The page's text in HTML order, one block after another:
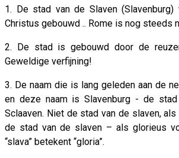
1. De stad van de Slaven
Christus gebouwd .. Rome is nog steeds
2. De stad is gebouwd door de
Geweldige verfijning!
3. De naam die is lang geleden aan de
en deze naam is Slavenburg - de
Sclaaven. Niet de stad van de slaven,
de stad van de slaven – als glorieus
“slava” betekent “gloria”.